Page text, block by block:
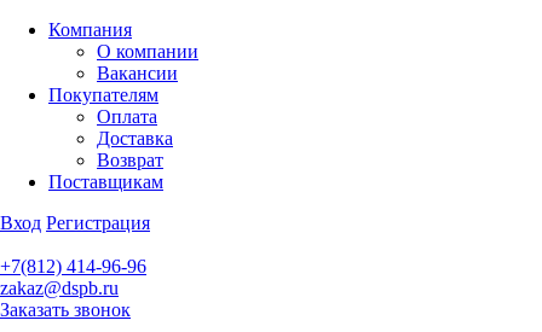
Компания
О компании
Вакансии
Покупателям
Оплата
Доставка
Возврат
Поставщикам
Вход Регистрация
+7(812) 414-96-96
zakaz@dspb.ru
Заказать звонок